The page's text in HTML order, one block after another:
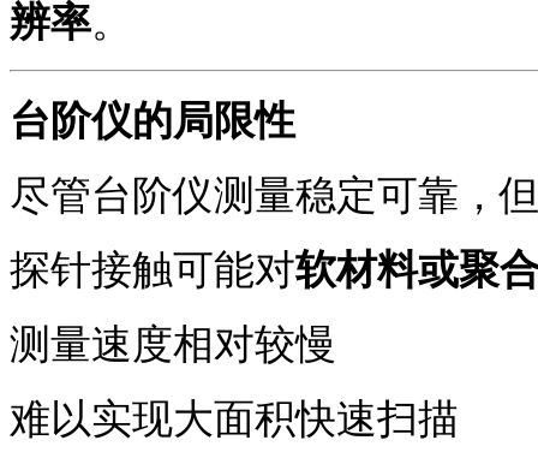
辨率。
台阶仪的局限性
尽管台阶仪测量稳定可靠，
探针接触可能对软材料或聚
测量速度相对较慢
难以实现大面积快速扫描